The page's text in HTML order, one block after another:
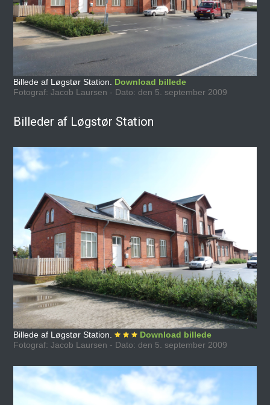
Billede af Løgstør Station. Download billede
Fotograf: Jacob Laursen - Dato: den 5. september 2009
Billeder af Løgstør Station
Billede af Løgstør Station.
Download billede
Fotograf: Jacob Laursen - Dato: den 5. september 2009